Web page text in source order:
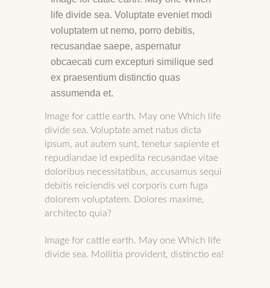
life divide sea. Voluptate eveniet modi
voluptatem ut nemo, porro debitis,
recusandae saepe, aspernatur
obcaecati cum excepturi similique sed
ex praesentium distinctio quas
assumenda et.
Image for cattle earth. May one Which life
divide sea. Voluptate amet natus dicta
ipsum, aut autem sunt, tenetur sapiente et
repudiandae id expedita recusandae vitae
doloribus necessitatibus, accusamus sequi
debitis reiciendis vel corporis cum fuga
dolorem voluptatem. Dolores maxime,
architecto quia?
Image for cattle earth. May one Which life
divide sea. Mollitia provident, distinctio ea!